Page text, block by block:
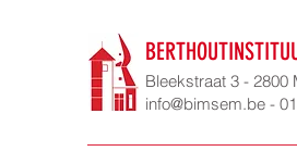
Bleekstraat 3 - 2800
info@bimsem.be -